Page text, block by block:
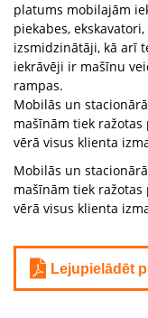
platums mobilajām
piekabes,
izsmidzinātāji, kā arī
iekrāvēji ir mašīnu
rampas.
Mobilās un
mašīnām tiek
vērā visus klienta
Mobilās un
mašīnām tiek
vērā visus klienta
Lejupielādēt